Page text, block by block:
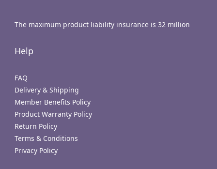
The maximum product liability insurance is 32 million
Help
FAQ
Delivery & Shipping
Member Benefits Policy
Product Warranty Policy
Return Policy
Terms & Conditions
Privacy Policy